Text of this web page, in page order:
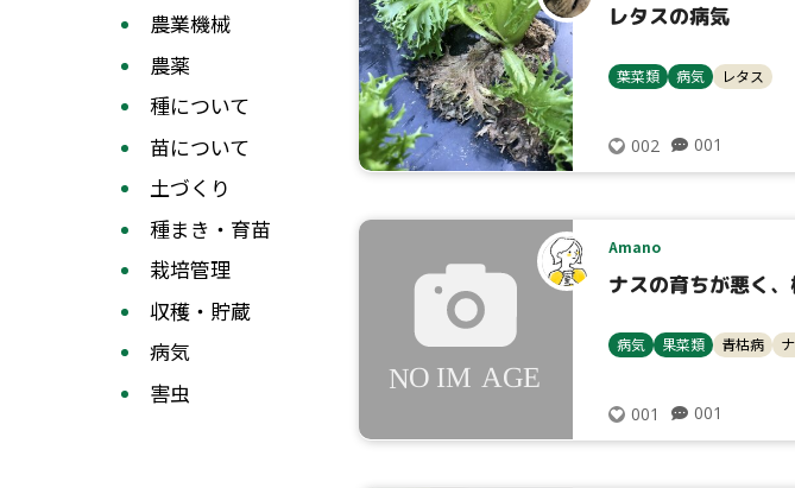
農業機械
農薬
種について
苗について
土づくり
種まき・育苗
栽培管理
収穫・貯蔵
病気
害虫
レタスの病気
葉菜類 病気 レタス
002 001
Amano
ナスの育ちが悪く、
病気 果菜類 青枯病
001 001